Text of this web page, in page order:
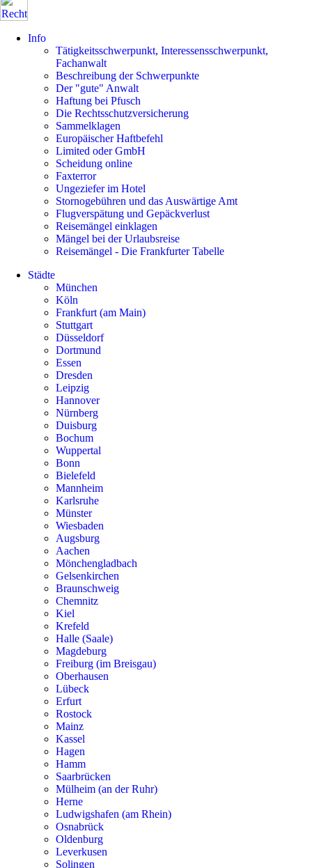
Info
Tätigkeitsschwerpunkt, Interessensschwerpunkt,
Fachanwalt
Beschreibung der Schwerpunkte
Der "gute" Anwalt
Haftung bei Pfusch
Die Rechtsschutzversicherung
Sammelklagen
Europäischer Haftbefehl
Limited oder GmbH
Scheidung online
Faxterror
Ungeziefer im Hotel
Stornogebühren und das Auswärtige Amt
Flugverspätung und Gepäckverlust
Reisemängel einklagen
Mängel bei der Urlaubsreise
Reisemängel - Die Frankfurter Tabelle
Städte
München
Köln
Frankfurt (am Main)
Stuttgart
Düsseldorf
Dortmund
Essen
Dresden
Leipzig
Hannover
Nürnberg
Duisburg
Bochum
Wuppertal
Bonn
Bielefeld
Mannheim
Karlsruhe
Münster
Wiesbaden
Augsburg
Aachen
Mönchengladbach
Gelsenkirchen
Braunschweig
Chemnitz
Kiel
Krefeld
Halle (Saale)
Magdeburg
Freiburg (im Breisgau)
Oberhausen
Lübeck
Erfurt
Rostock
Mainz
Kassel
Hagen
Hamm
Saarbrücken
Mülheim (an der Ruhr)
Herne
Ludwigshafen (am Rhein)
Osnabrück
Oldenburg
Leverkusen
Solingen